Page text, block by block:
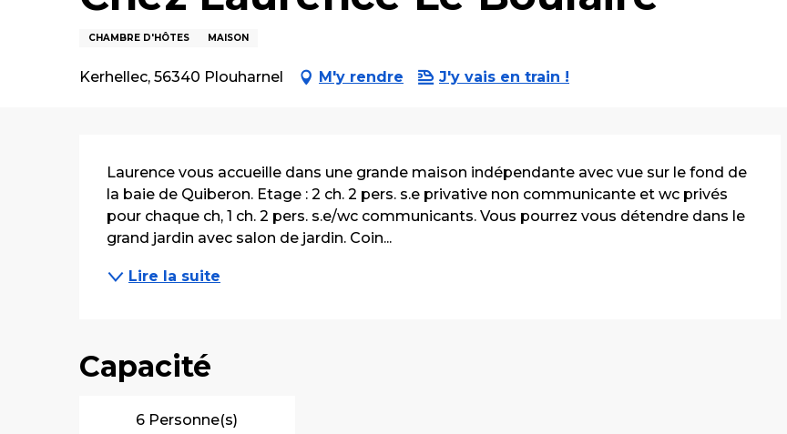
CHAMBRE D'HÔTES MAISON
Kerhellec, 56340 Plouharnel M'y rendre J'y vais en train !
Description
Laurence vous accueille dans une grande maison indépendante avec vue sur le fond de
la baie de Quiberon. Etage : 2 ch. 2 pers. s.e privative non communicante et wc privés
pour chaque ch, 1 ch. 2 pers. s.e/wc communicants. Vous pourrez vous détendre dans le
grand jardin avec salon de jardin. Coin...
Lire la suite
Capacité
6 Personne(s)